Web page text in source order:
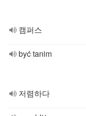
캠퍼스
być tanim
저렴하다